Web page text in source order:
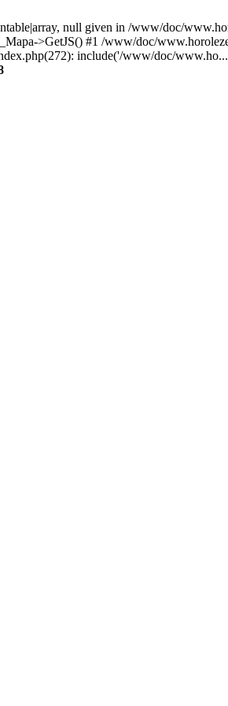
null given in /www/doc/
>GetJS() #1 /www/doc/
include('/www/doc/